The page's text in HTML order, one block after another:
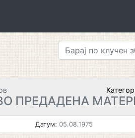
ПРЕДАДЕНА
Датум: 05.08.1975